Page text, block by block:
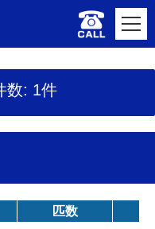
数: 1件
匹数